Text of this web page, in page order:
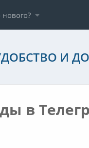
нового?
И
в